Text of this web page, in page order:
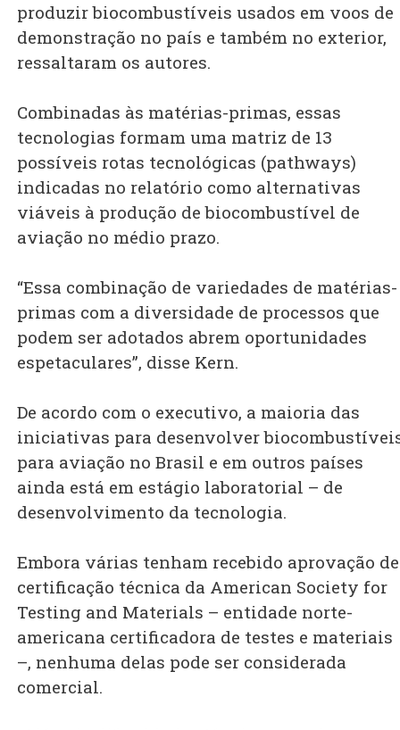
produzir biocombustíveis usados em voos de
demonstração no país e também no exterior,
ressaltaram os autores.
Combinadas às matérias-primas, essas
tecnologias formam uma matriz de 13
possíveis rotas tecnológicas (pathways)
indicadas no relatório como alternativas
viáveis à produção de biocombustível de
aviação no médio prazo.
“Essa combinação de variedades de matérias-
primas com a diversidade de processos que
podem ser adotados abrem oportunidades
espetaculares”, disse Kern.
De acordo com o executivo, a maioria das
iniciativas para desenvolver
para aviação no Brasil e em outros países
ainda está em estágio laboratorial – de
desenvolvimento da tecnologia.
Embora várias tenham recebido aprovação de
certificação técnica da American Society for
Testing and Materials – entidade norte-
americana certificadora de testes e materiais
–, nenhuma delas pode ser considerada
comercial.